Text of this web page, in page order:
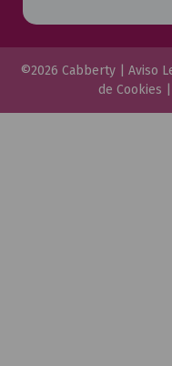
©2026 Cabberty | Aviso
de Cookies